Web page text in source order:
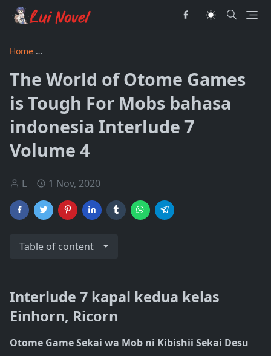
Home
The World of Otome Games
is Tough For Mobs bahasa
indonesia Interlude 7
Volume 4
L 1 Nov, 2020
Table of content
Interlude 7 kapal kedua kelas
Einhorn, Ricorn
Otome Game Sekai wa Mob ni Kibishii Sekai Desu